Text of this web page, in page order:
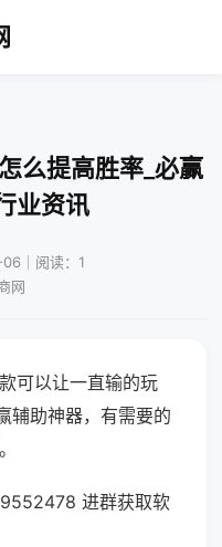
么提高胜率_必赢
业资讯
｜阅读：1
网
可以让一直输的玩
辅助神器，有需要的
进群获取软